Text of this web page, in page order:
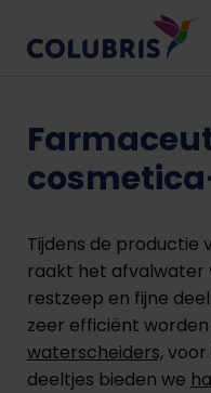
Tijdens de productie
raakt het afvalwater
restzeep en fijne
zeer efficiënt
waterscheiders, voor
deeltjes bieden we